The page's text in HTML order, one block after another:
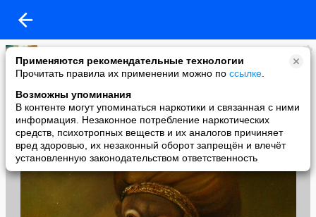
Применяются рекомендательные технологии
Прочитать правила их применении можно по ссылке
Возможны упоминания
В контенте могут упоминаться наркотики и связанная с ними
информация. Незаконное потребление наркотических
средств, психотропных веществ и их аналогов причиняет
вред здоровью, их незаконный оборот запрещён и влечёт
установленную законодательством ответственность
гиппо
added a photo
10 May в 09:49